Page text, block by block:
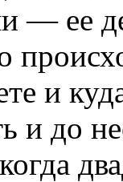
— ее
и
и до